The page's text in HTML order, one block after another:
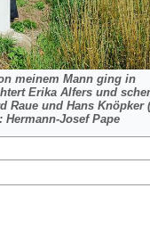
meinem Mann ging in
Erika Alfers und
Raue und Hans Knöpker
Hermann-Josef Pape